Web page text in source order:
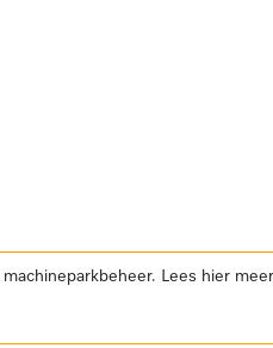
Lees hier